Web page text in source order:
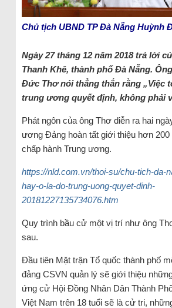
Chủ tịch UBND TP Đà Nẵng Huỳnh
Ngày 27 tháng 12 năm 2018 trả lời
Thanh Khê, thành phố Đà Nẵng.
Đức Thơ nói thẳng thắn rằng „Việc
trung ương quyết định, không phải
Phát ngôn của ông Thơ diễn ra hai
ương Đảng hoàn tất giới thiệu hơn
chấp hành Trung ương.
https://nld.com.vn/thoi-su/chu-tich-da-
hay-o-la-do-trung-uong-quyet-dinh-
20181227135734076.htm
Quy trình bầu cử một vị trí như ông
sau.
Đầu tiên Mặt trận Tổ quốc thành phố
đảng CSVN quản lý sẽ giới thiệu
ứng cử Hội Đồng Nhân Dân Thành
Việt Nam trên 18 tuổi sẽ là cử tri,